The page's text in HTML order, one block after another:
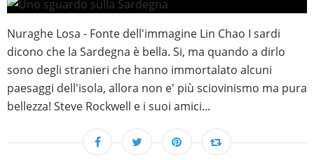
Nuraghe Losa - Fonte dell'immagine Lin Chao I sardi
dicono che la Sardegna è bella. Si, ma quando a dirlo
sono degli stranieri che hanno immortalato alcuni
paesaggi dell'isola, allora non e' più sciovinismo ma pura
bellezza! Steve Rockwell e i suoi amici...